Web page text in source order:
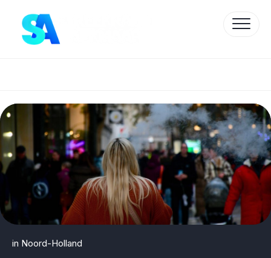
content
in Noord-Holland
Protected by WP Anti-Hacker